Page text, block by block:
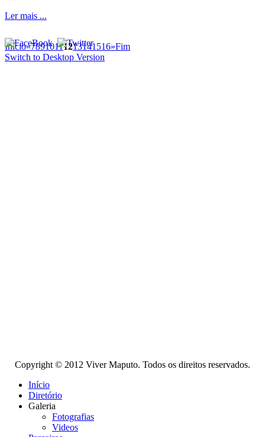
Ler mais ...
Início«78910111213141516»Fim
Switch to Desktop Version
Copyright © 2012 Viver Maputo. Todos os direitos reservados.
Início
Diretório
Galeria
Fotografias
Videos